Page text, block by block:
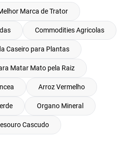
Marca de Trator
Commodities Agricolas
Caseiro para Plantas
Matar Mato pela Raiz
Arroz Vermelho
Organo Mineral
Cascudo